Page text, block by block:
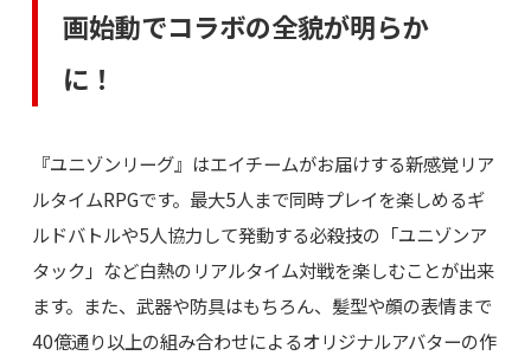
画始動でコラボの全貌が明らか
に！
『ユニゾンリーグ』はエイチームがお届けする新感覚リア
ルタイムRPGです。最大5人まで同時プレイを楽しめるギ
ルドバトルや5人協力して発動する必殺技の「ユニゾンア
タック」など白熱のリアルタイム対戦を楽しむことが出来
ます。また、武器や防具はもちろん、髪型や顔の表情まで
40億通り以上の組み合わせによるオリジナルアバターの作